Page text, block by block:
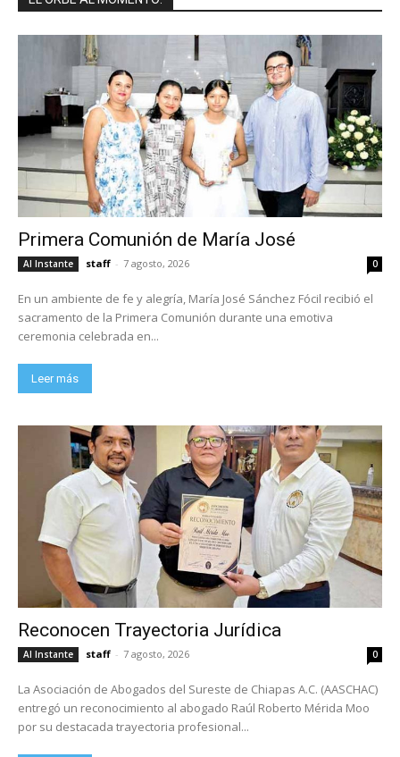
Primera Comunión de María José
Al Instante staff - 7 agosto, 2026 0
En un ambiente de fe y alegría, María José Sánchez Fócil recibió el
sacramento de la Primera Comunión durante una emotiva
ceremonia celebrada en...
Leer más
Reconocen Trayectoria Jurídica
Al Instante staff - 7 agosto, 2026 0
La Asociación de Abogados del Sureste de Chiapas A.C. (AASCHAC)
entregó un reconocimiento al abogado Raúl Roberto Mérida Moo
por su destacada trayectoria profesional...